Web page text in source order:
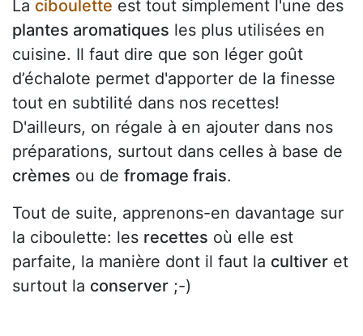
La ciboulette est tout simplement l'une des
plantes aromatiques les plus utilisées en
cuisine. Il faut dire que son léger goût
d’échalote permet d'apporter de la finesse
tout en subtilité dans nos recettes!
D'ailleurs, on régale à en ajouter dans nos
préparations, surtout dans celles à base de
crèmes ou de fromage frais.
Tout de suite, apprenons-en davantage sur
la ciboulette: les recettes où elle est
parfaite, la manière dont il faut la cultiver et
surtout la conserver ;-)